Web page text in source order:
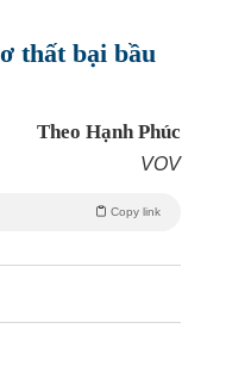
thất bại bầu
Theo Hạnh Phúc
VOV
Copy link